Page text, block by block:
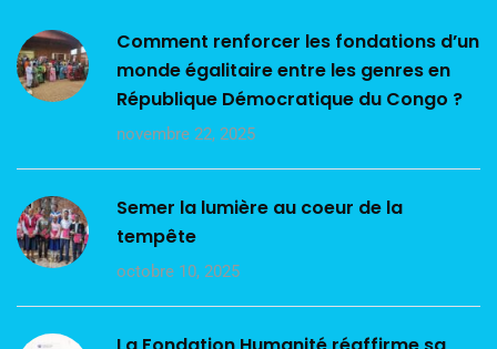
Comment renforcer les fondations d’un
monde égalitaire entre les genres en
République Démocratique du Congo ?
novembre 22, 2025
Semer la lumière au coeur de la
tempête
octobre 10, 2025